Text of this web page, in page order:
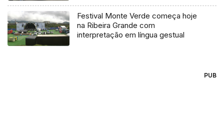
Festival Monte Verde começa hoje
na Ribeira Grande com
interpretação em língua gestual
PUB